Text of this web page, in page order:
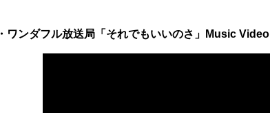
・ワンダフル放送局「それでもいいのさ」Music Video